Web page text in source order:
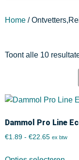
Home /
Toont alle 10
Dammol Pro Line
€1.89 - €22.65 ex btw